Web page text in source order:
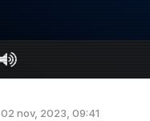
02 nov, 2023, 09:41